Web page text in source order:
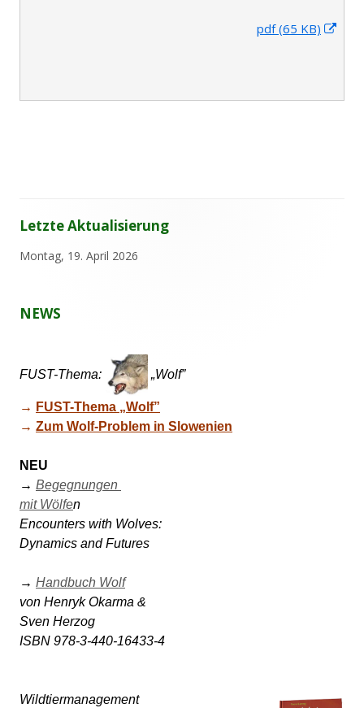
pdf (65 KB)
u
Haupt-
Sidebar
Letzte Aktualisierung
Montag, 19. April 2026
NEWS
FUST-Thema: „Wolf”
→ FUST-Thema „Wolf”
→ Zum Wolf-Problem in Slowenien
NEU
→ Begegnungen
mit Wölfen
Encounters with Wolves:
Dynamics and Futures
→ Handbuch Wolf
von Henryk Okarma &
Sven Herzog
Wildtiermanagement